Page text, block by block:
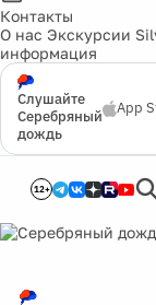
Контакты
О нас Экскурсии
информация
Слушайте
Серебряный
дождь
App
12+